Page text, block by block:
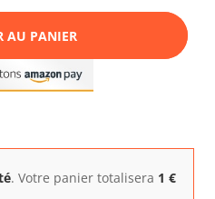
AU PANIER
. Votre panier totalisera 1 €